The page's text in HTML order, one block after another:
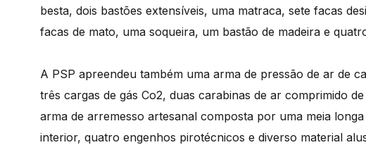
besta, dois bastões extensíveis, uma matraca, sete facas
facas de mato, uma soqueira, um bastão de madeira e
A PSP apreendeu também uma arma de pressão de ar de
três cargas de gás Co2, duas carabinas de ar comprimido
arma de arremesso artesanal composta por uma meia
interior, quatro engenhos pirotécnicos e diverso material